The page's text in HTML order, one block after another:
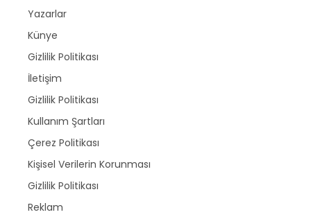
Yazarlar
Künye
Gizlilik Politikası
İletişim
Gizlilik Politikası
Kullanım Şartları
Çerez Politikası
Kişisel Verilerin Korunması
Gizlilik Politikası
Reklam